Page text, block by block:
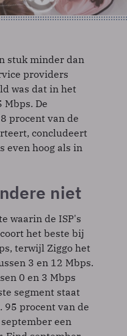
stuk minder dan
providers
was dat in het
De
procent van de
concludeert
even hoog als in
niet
waarin de ISP's
het beste bij
terwijl Ziggo het
3 en 12 Mbps.
0 en 3 Mbps
segment staat
95 procent van de
een